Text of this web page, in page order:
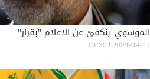
الموسوي ينكفئ عن الاعلام "بقرار"
01:30 | 2024-09-17